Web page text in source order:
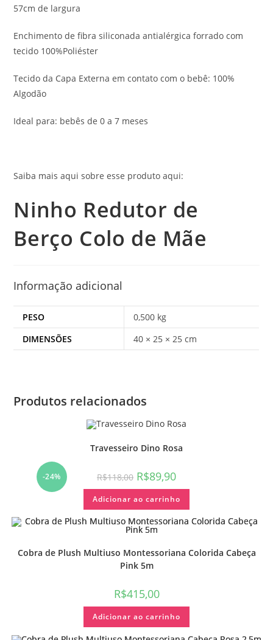
57cm de largura
Enchimento de fibra siliconada antialérgica forrado com
tecido 100%Poliéster
Tecido da Capa Externa em contato com o bebê: 100%
Algodão
Ideal para: bebês de 0 a 7 meses
Saiba mais aqui sobre esse produto aqui:
Ninho Redutor de
Berço Colo de Mãe
Informação adicional
PESO
0,500 kg
DIMENSÕES
40 × 25 × 25 cm
Produtos relacionados
-24%
Travesseiro Dino Rosa
R$118,00 R$89,90
Adicionar ao carrinho
Cobra de Plush Multiuso Montessoriana Colorida Cabeça
Pink 5m
R$415,00
Adicionar ao carrinho